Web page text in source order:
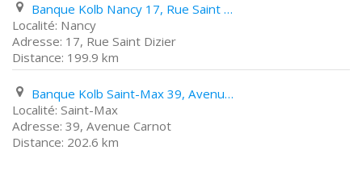
Banque Kolb Nancy 17, Rue Saint Dizier
Nancy
17, Rue Saint Dizier
199.9 km
Banque Kolb Saint-Max 39, Avenue Carnot
Saint-Max
39, Avenue Carnot
202.6 km